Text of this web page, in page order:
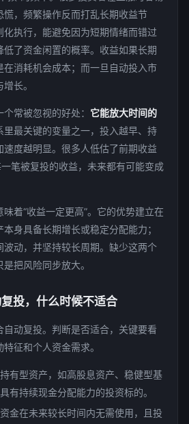
慌，频繁操作反而打乱长期收益节
执行，能避免因为短期情绪而错过
了资金闲置的概率。收益如果长期
在消耗机会成本；而一旦自动投入市
长。
常被忽视的好处： 它能放大时间的
里最关键的变量之一，投入越早、持
度越明显。很多人低估了前期收益
一笔被复投的收益，未来都有可能变成
着“收益一定更高”。它的优势建立在
身具备长期增长或稳定分配能力；
波动，并坚持较长周期。缺少这两个
把风险同步放大。
投，什么时候不适合
动复投。判断是否适合，关键要看
征和个人资金需求。
有型资产，如高股息资产、稳健型基
有持续现金分配能力的投资标的。
资金在未来较长时间内无需使用，且投